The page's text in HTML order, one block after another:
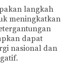
langkah
meningkatkan
dapat
nasional dan